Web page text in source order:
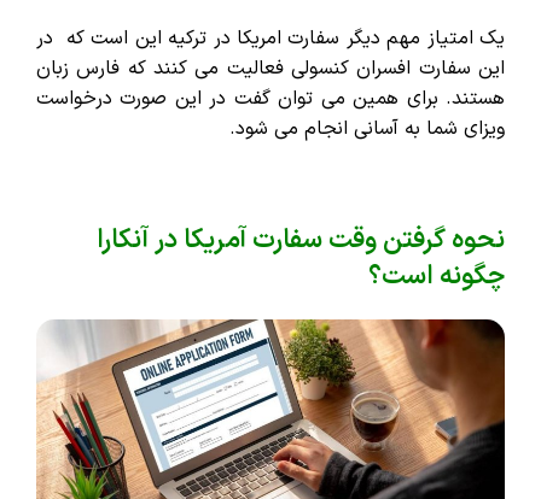
یک امتیاز مهم دیگر سفارت امریکا در ترکیه این است که در
این سفارت افسران کنسولی فعالیت می کنند که فارس زبان
هستند. برای همین می توان گفت در این صورت درخواست
ویزای شما به آسانی انجام می شود.
نحوه گرفتن وقت سفارت آمریکا در آنکارا
چگونه است؟